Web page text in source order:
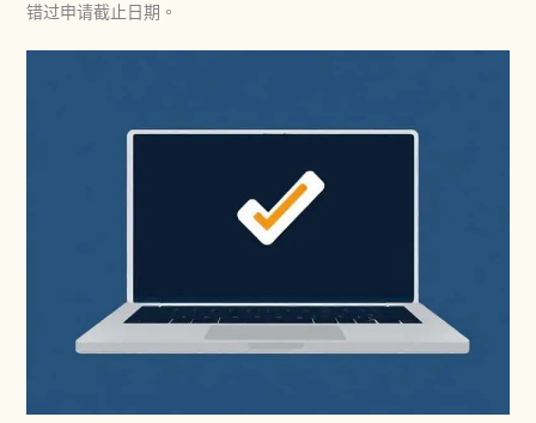
错过申请截止日期。